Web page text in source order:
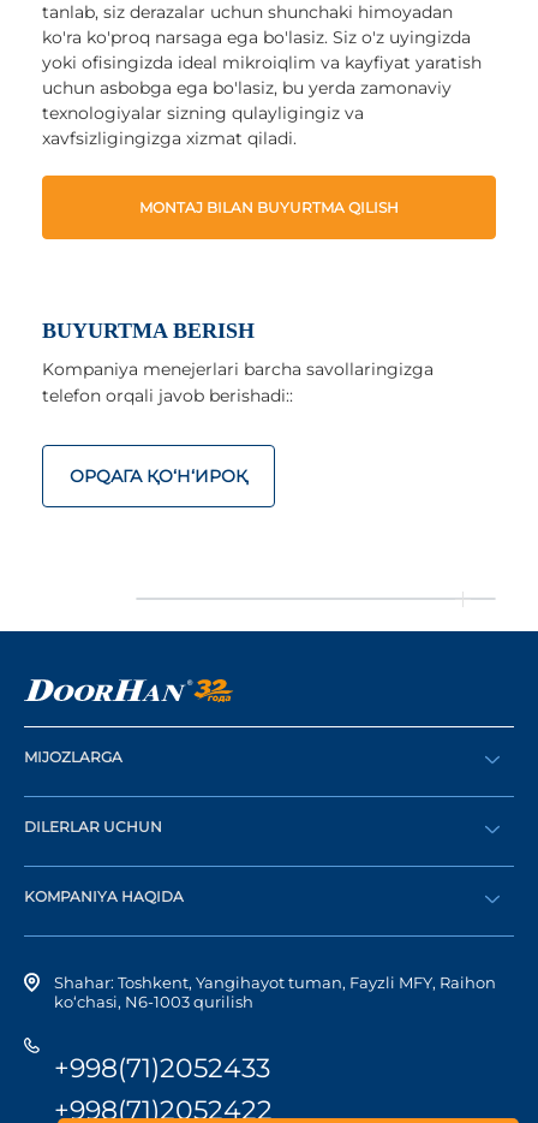
tanlab, siz derazalar uchun shunchaki himoyadan
ko'ra ko'proq narsaga ega bo'lasiz. Siz o'z uyingizda
yoki ofisingizda ideal mikroiqlim va kayfiyat yaratish
uchun asbobga ega bo'lasiz, bu yerda zamonaviy
texnologiyalar sizning qulayligingiz va
xavfsizligingizga xizmat qiladi.
MONTAJ BILAN BUYURTMA QILISH
BUYURTMA BERISH
Kompaniya menejerlari barcha savollaringizga
telefon orqali javob berishadi::
ОРQАГА ҚO‘Н‘ИРОҚ
MIJOZLARGA
Buyurtma berish
DILERLAR UCHUN
Diler bo‘lish
Shaxsiy kabinetga kirish
KOMPANIYA HAQIDA
Kompaniya tarixi
Shahar: Toshkent, Yangihayot tuman, Fayzli MFY, Raihon
ko‘chasi, N6-1003 qurilish
+998(71)2052433
+998(71)2052422